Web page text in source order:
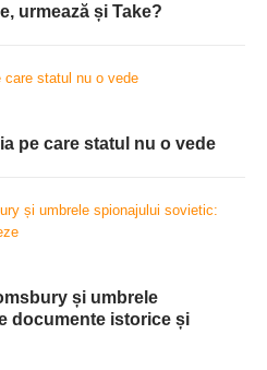
urmează și Take?
pe care statul nu o vede
și umbrele
documente istorice și